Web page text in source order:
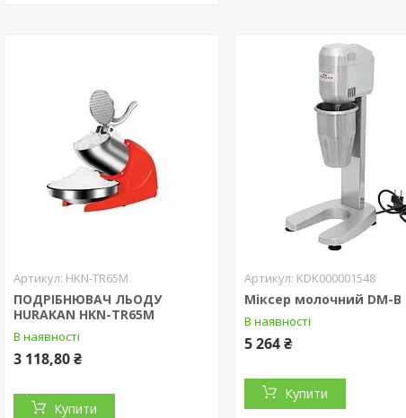
HKN-TR65M
ПОДРІБНЮВАЧ ЛЬОДУ
HURAKAN HKN-TR65M
В наявності
3 118,80 ₴
Купити
KDK000001548
Міксер молочний DM-B
В наявності
5 264 ₴
Купити